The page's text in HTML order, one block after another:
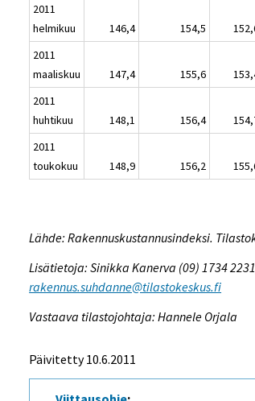
2011
helmikuu
146,4 154,5
2011
maaliskuu
147,4 155,6
2011
huhtikuu
148,1 156,4
2011
toukokuu
148,9 156,2
Lähde: Rakennuskustannusindeksi.
Lisätietoja: Sinikka Kanerva (09) 1734
rakennus.suhdanne@tilastokeskus.fi
Vastaava tilastojohtaja: Hannele Orjala
Päivitetty 10.6.2011